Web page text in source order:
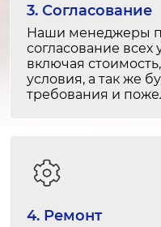
Замена разъемов
2-3 часа
от 2 500 ₽
Ремонт разъемов
Замена подсветки
от 6 000 ₽
3. Согласование
Наши менеджеры
согласование
включая
условия, а так же
требования и
4. Ремонт